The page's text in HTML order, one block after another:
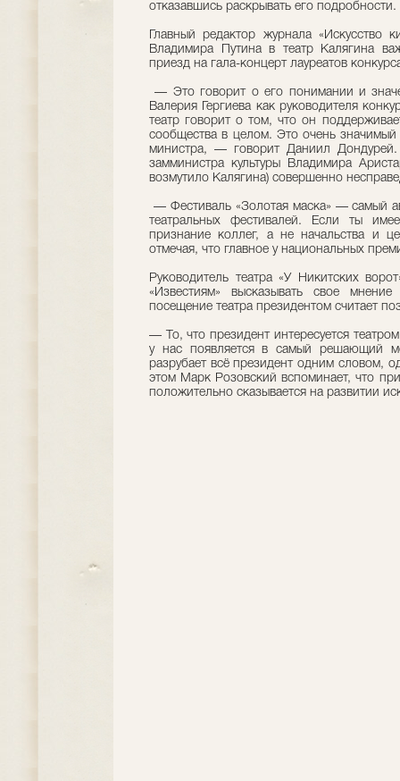
отказавшись раскрывать его подробности.
Главный редактор журнала «Искусство
Владимира Путина в театр Калягина
приезд на гала-концерт лауреатов
— Это говорит о его понимании и
Валерия Гергиева как руководителя
театр говорит о том, что он
сообщества в целом. Это очень
министра, — говорит Даниил
замминистра культуры Владимира
возмутило Калягина) совершенно
— Фестиваль «Золотая маска» — самый
театральных фестивалей. Если ты
признание коллег, а не начальства и
отмечая, что главное у национальных
Руководитель театра «У Никитских
«Известиям» высказывать свое
посещение театра президентом считает
— То, что президент интересуется
у нас появляется в самый решающий
разрубает всё президент одним словом,
этом Марк Розовский вспоминает, что
положительно сказывается на развитии